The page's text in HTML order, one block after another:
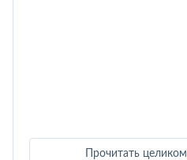
Прочитать целиком